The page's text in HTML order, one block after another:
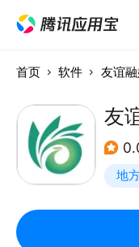
首页 软件 友谊
友
地